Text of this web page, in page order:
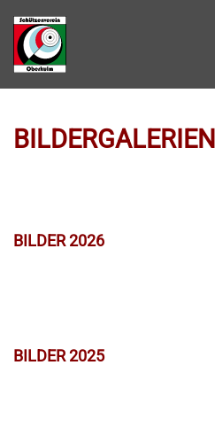
Zum Hauptinhalt springen
BILDERGALERIEN
BILDER 2026
BILDER 2025